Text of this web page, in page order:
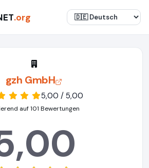
.org
gzh GmbH
5,00 / 5,00
auf 101 Bewertungen